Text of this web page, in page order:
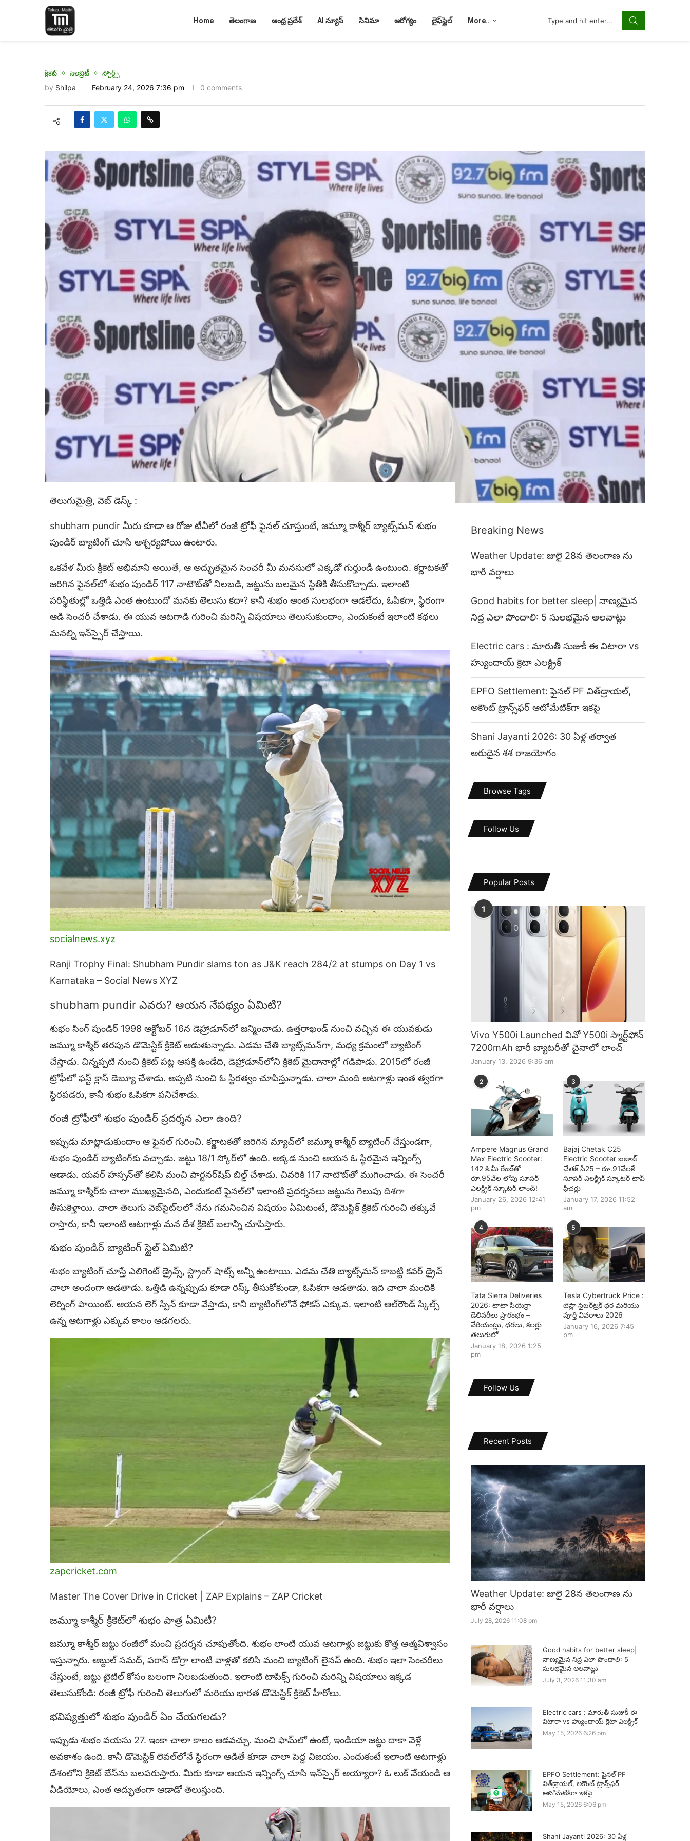
Home తెలంగాణ ఆంధ్ర ప్రదేశ్ AI న్యూస్ సినిమా ఆరోగ్యం లైఫ్‌స్టైల్ More..
క్రికెట్ సెలబ్రిటీ స్పోర్ట్స్
by Shilpa February 24, 2026 7:36 pm 0 comments
తెలుగుమైత్రి, వెబ్ డెస్క్ :
shubham pundir మీరు కూడా ఆ రోజు టీవీలో రంజీ ట్రోఫీ ఫైనల్ చూస్తుంటే, జమ్మూ కాశ్మీర్ బ్యాట్స్‌మన్ శుభం
పుండిర్ బ్యాటింగ్ చూసి ఆశ్చర్యపోయి ఉంటారు.
ఒకవేళ మీరు క్రికెట్ అభిమాని అయితే, ఆ అద్భుతమైన సెంచరీ మీ మనసులో ఎక్కడో గుర్తుండి ఉంటుంది. కర్ణాటకతో
జరిగిన ఫైనల్‌లో శుభం పుండిర్ 117 నాటౌట్‌తో నిలబడి, జట్టును బలమైన స్థితికి తీసుకొచ్చాడు. ఇలాంటి
పరిస్థితుల్లో ఒత్తిడి ఎంత ఉంటుందో మనకు తెలుసు కదా? కానీ శుభం అంత సులభంగా ఆడలేదు, ఓపికగా, స్థిరంగా
ఆడి సెంచరీ చేశాడు. ఈ యువ ఆటగాడి గురించి మరిన్ని విషయాలు తెలుసుకుందాం, ఎందుకంటే ఇలాంటి కథలు
మనల్ని ఇన్‌స్పైర్ చేస్తాయి.
socialnews.xyz
Ranji Trophy Final: Shubham Pundir slams ton as J&K reach 284/2 at stumps on Day 1 vs
Karnataka – Social News XYZ
shubham pundir ఎవరు? ఆయన నేపథ్యం ఏమిటి?
శుభం సింగ్ పుండిర్ 1998 అక్టోబర్ 16న డెహ్రాడూన్‌లో జన్మించాడు. ఉత్తరాఖండ్ నుంచి వచ్చిన ఈ యువకుడు
జమ్మూ కాశ్మీర్ తరపున డొమెస్టిక్ క్రికెట్ ఆడుతున్నాడు. ఎడమ చేతి బ్యాట్స్‌మన్‌గా, మధ్య క్రమంలో బ్యాటింగ్
చేస్తాడు. చిన్నప్పటి నుంచి క్రికెట్ పట్ల ఆసక్తి ఉండేది, డెహ్రాడూన్‌లోని క్రికెట్ మైదానాల్లో గడిపాడు. 2015లో రంజీ
ట్రోఫీలో ఫస్ట్ క్లాస్ డెబ్యూ చేశాడు. అప్పటి నుంచి ఓ స్థిరత్వం చూపిస్తున్నాడు. చాలా మంది ఆటగాళ్లు ఇంత త్వరగా
స్థిరపడరు, కానీ శుభం ఓపికగా పనిచేశాడు.
రంజీ ట్రోఫీలో శుభం పుండిర్ ప్రదర్శన ఎలా ఉంది?
ఇప్పుడు మాట్లాడుకుందాం ఆ ఫైనల్ గురించి. కర్ణాటకతో జరిగిన మ్యాచ్‌లో జమ్మూ కాశ్మీర్ బ్యాటింగ్ చేస్తుండగా,
శుభం పుండిర్ బ్యాటింగ్‌కు వచ్చాడు. జట్టు 18/1 స్కోర్‌లో ఉంది. అక్కడ నుంచి ఆయన ఓ స్థిరమైన ఇన్నింగ్స్
ఆడాడు. యవర్ హస్సన్‌తో కలిసి మంచి పార్టనర్‌షిప్ బిల్డ్ చేశాడు. చివరికి 117 నాటౌట్‌తో ముగించాడు. ఈ సెంచరీ
జమ్మూ కాశ్మీర్‌కు చాలా ముఖ్యమైనది, ఎందుకంటే ఫైనల్‌లో ఇలాంటి ప్రదర్శనలు జట్టును గెలుపు దిశగా
తీసుకెళ్తాయి. చాలా తెలుగు వెబ్‌సైట్‌లలో నేను గమనించిన విషయం ఏమిటంటే, డొమెస్టిక్ క్రికెట్ గురించి తక్కువే
రాస్తారు, కానీ ఇలాంటి ఆటగాళ్లు మన దేశ క్రికెట్ బలాన్ని చూపిస్తారు.
శుభం పుండిర్ బ్యాటింగ్ స్టైల్ ఏమిటి?
శుభం బ్యాటింగ్ చూస్తే ఎలిగెంట్ డ్రైవ్స్, స్ట్రాంగ్ షాట్స్ అన్నీ ఉంటాయి. ఎడమ చేతి బ్యాట్స్‌మన్ కాబట్టి కవర్ డ్రైవ్
చాలా అందంగా ఆడతాడు. ఒత్తిడి ఉన్నప్పుడు కూడా రిస్క్ తీసుకోకుండా, ఓపికగా ఆడతాడు. ఇది చాలా మందికి
లెర్నింగ్ పాయింట్. ఆయన లెగ్ స్పిన్ కూడా వేస్తాడు, కానీ బ్యాటింగ్‌లోనే ఫోకస్ ఎక్కువ. ఇలాంటి ఆల్‌రౌండ్ స్కిల్స్
ఉన్న ఆటగాళ్లు ఎక్కువ కాలం ఆడగలరు.
zapcricket.com
Master The Cover Drive in Cricket | ZAP Explains – ZAP Cricket
జమ్మూ కాశ్మీర్ క్రికెట్‌లో శుభం పాత్ర ఏమిటి?
జమ్మూ కాశ్మీర్ జట్టు రంజీలో మంచి ప్రదర్శన చూపుతోంది. శుభం లాంటి యువ ఆటగాళ్లు జట్టుకు కొత్త ఆత్మవిశ్వాసం
ఇస్తున్నారు. ఆబ్దుల్ సమద్, పరాస్ డోగ్రా లాంటి వాళ్లతో కలిసి మంచి బ్యాటింగ్ లైనప్ ఉంది. శుభం ఇలా సెంచరీలు
చేస్తుంటే, జట్టు టైటిల్ కోసం బలంగా నిలబడుతుంది. ఇలాంటి టాపిక్స్ గురించి మరిన్ని విషయాలు ఇక్కడ
తెలుసుకోండి: రంజీ ట్రోఫీ గురించి తెలుగులో మరియు భారత డొమెస్టిక్ క్రికెట్ హీరోలు.
భవిష్యత్తులో శుభం పుండిర్ ఏం చేయగలడు?
ఇప్పుడు శుభం వయసు 27. ఇంకా చాలా కాలం ఆడవచ్చు. మంచి ఫామ్‌లో ఉంటే, ఇండియా జట్టు దాకా వెళ్లే
అవకాశం ఉంది. కానీ డొమెస్టిక్ లెవల్‌లోనే స్థిరంగా ఆడితే కూడా చాలా పెద్ద విజయం. ఎందుకంటే ఇలాంటి ఆటగాళ్లు
దేశంలోని క్రికెట్ బేస్‌ను బలపరుస్తారు. మీరు కూడా ఆయన ఇన్నింగ్స్ చూసి ఇన్‌స్పైర్ అయ్యారా? ఓ లుక్ వేయండి ఆ
వీడియోలు, ఎంత అద్భుతంగా ఆడాడో తెలుస్తుంది.
Breaking News
Weather Update: జులై 28న తెలంగాణ ను
భారీ వర్షాలు
Good habits for better sleep| నాణ్యమైన
నిద్ర ఎలా పొందాలి: 5 సులభమైన అలవాట్లు
Electric cars : మారుతీ సుజుకీ ఈ విటారా vs
హ్యుందాయ్ క్రెటా ఎలక్ట్రిక్
EPFO Settlement: ఫైనల్ PF విత్‌డ్రాయల్,
అకౌంట్ ట్రాన్స్‌ఫర్ ఆటోమేటిక్‌గా ఇకపై
Shani Jayanti 2026: 30 ఏళ్ల తర్వాత
అరుదైన శశ రాజయోగం
Browse Tags
Follow Us
Popular Posts
1
Vivo Y500i Launched వివో Y500i స్మార్ట్‌ఫోన్
7200mAh భారీ బ్యాటరీతో చైనాలో లాంచ్
January 13, 2026 9:36 am
2
Ampere Magnus Grand
Max Electric Scooter:
142 కి.మీ రేంజ్‌తో
రూ.95వేల లోపు సూపర్
ఎలక్ట్రిక్ స్కూటర్ లాంచ్!
January 26, 2026 12:41
pm
3
Bajaj Chetak C25
Electric Scooter బజాజ్
చేతక్ సీ25 – రూ.91వేలకే
సూపర్ ఎలక్ట్రిక్ స్కూటర్ టాప్
ఫీచర్లు
January 17, 2026 11:52
am
4
Tata Sierra Deliveries
2026: టాటా సియెర్రా
డెలివరీలు ప్రారంభం –
వేరియంట్లు, ధరలు, కలర్లు
తెలుగులో
January 18, 2026 1:25
pm
5
Tesla Cybertruck Price :
టెస్లా సైబర్‌ట్రక్ ధర మరియు
పూర్తి వివరాలు 2026
January 16, 2026 7:45
pm
Follow Us
Recent Posts
Weather Update: జులై 28న తెలంగాణ ను
భారీ వర్షాలు
July 28, 2026 11:08 pm
Good habits for better sleep|
నాణ్యమైన నిద్ర ఎలా పొందాలి: 5
సులభమైన అలవాట్లు
July 3, 2026 11:30 am
Electric cars : మారుతీ సుజుకీ ఈ
విటారా vs హ్యుందాయ్ క్రెటా ఎలక్ట్రిక్
May 15, 2026 6:26 pm
EPFO Settlement: ఫైనల్ PF
విత్‌డ్రాయల్, అకౌంట్ ట్రాన్స్‌ఫర్
ఆటోమేటిక్‌గా ఇకపై
May 15, 2026 6:06 pm
Shani Jayanti 2026: 30 ఏళ్ల